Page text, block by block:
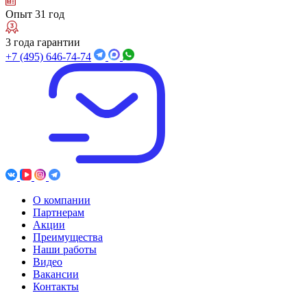
Опыт 31 год
3 года гарантии
+7 (495) 646-74-74
О компании
Партнерам
Акции
Преимущества
Наши работы
Видео
Вакансии
Контакты